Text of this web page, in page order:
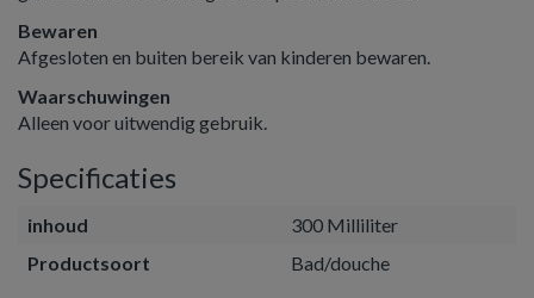
Bewaren
Afgesloten en buiten bereik van kinderen bewaren.
Waarschuwingen
Alleen voor uitwendig gebruik.
Specificaties
inhoud
300 Milliliter
Productsoort
Bad/douche